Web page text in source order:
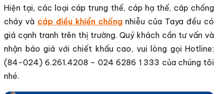
Hiện tại, các loại cáp trung thế, cáp hạ thế, cáp chống
cháy và cáp điều khiển chống nhiễu của Taya đều có
giá cạnh tranh trên thị trường. Quý khách cần tư vấn và
nhận báo giá với chiết khấu cao, vui lòng gọi Hotline:
(84-024) 6.261.4208 – 024 6286 1 333 của chúng tôi
nhé.